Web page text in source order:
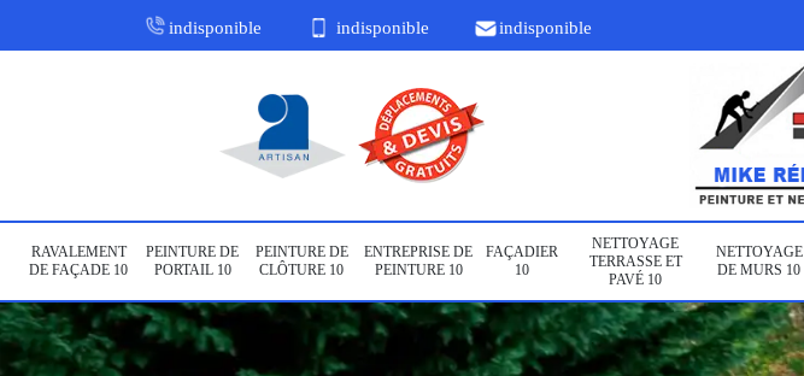
indisponible indisponible indisponible
RAVALEMENT
DE FAÇADE 10
PEINTURE DE
PORTAIL 10
PEINTURE DE
CLÔTURE 10
ENTREPRISE DE
PEINTURE 10
FAÇADIER
10
NETTOYAGE
TERRASSE ET
PAVÉ 10
NETTOYAGE
DE MURS 10